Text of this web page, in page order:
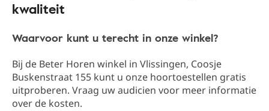
kwaliteit
Waarvoor kunt u terecht in onze winkel?
Bij de Beter Horen winkel in Vlissingen​, Coosje
Buskenstraat 155​ kunt u onze hoortoestellen gratis
uitproberen. Vraag uw audicien voor meer informatie
over de kosten.